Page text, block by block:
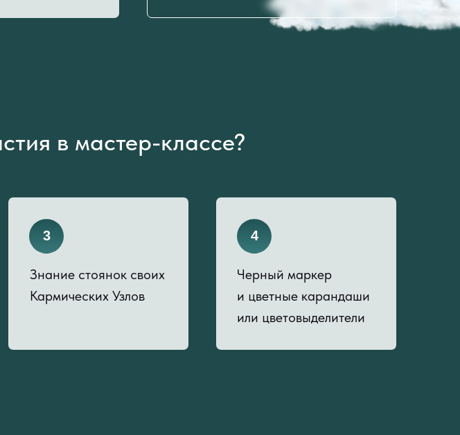
в мастер-классе?
Черный маркер
и цветные карандаши
или цветовыделители
3
Знание стоянок своих
Кармических Узлов
4